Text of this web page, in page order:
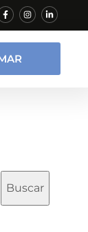
Buscar